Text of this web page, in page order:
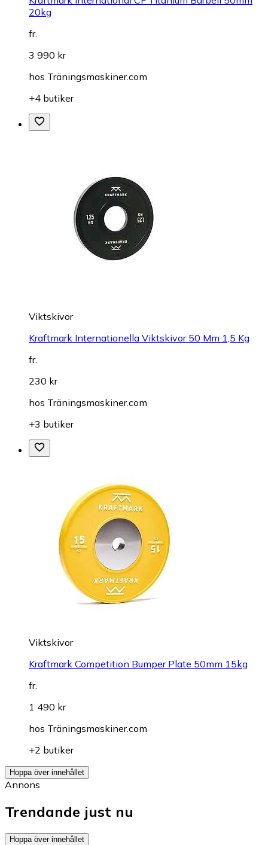
20kg
fr.
3 990 kr
hos Träningsmaskiner.com
+4 butiker
Viktskivor
Kraftmark Internationella Viktskivor 50 Mm 1,5 Kg
fr.
230 kr
hos Träningsmaskiner.com
+3 butiker
Viktskivor
Kraftmark Competition Bumper Plate 50mm 15kg
fr.
1 490 kr
hos Träningsmaskiner.com
+2 butiker
Hoppa över innehållet
Annons
Trendande just nu
Hoppa över innehållet